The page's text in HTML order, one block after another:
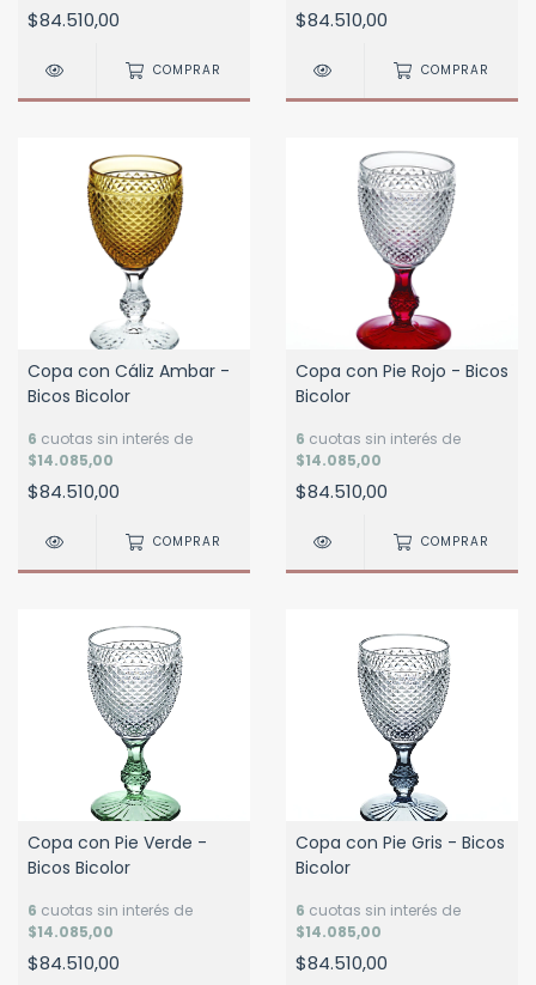
$84.510,00
COMPRAR
$84.510,00
COMPRAR
Copa con Cáliz Ambar -
Bicos Bicolor
6 cuotas sin interés de
$14.085,00
$84.510,00
COMPRAR
Copa con Pie Rojo - Bicos
Bicolor
6 cuotas sin interés de
$14.085,00
$84.510,00
COMPRAR
Copa con Pie Verde -
Bicos Bicolor
6 cuotas sin interés de
$14.085,00
$84.510,00
Copa con Pie Gris - Bicos
Bicolor
6 cuotas sin interés de
$14.085,00
$84.510,00